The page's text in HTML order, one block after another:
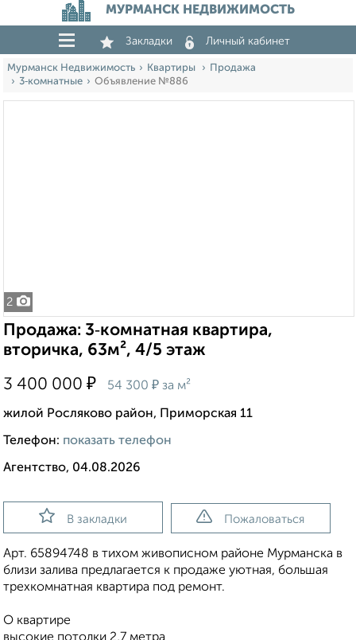
МУРМАНСК НЕДВИЖИМОСТЬ
Закладки Личный кабинет
Мурманск Недвижимость Квартиры
Продажа
3‑комнатные
Объявление №886
2
Продажа: 3‑комнатная квартира,
вторичка, 63м², 4/5 этаж
3 400 000 ₽ 54 300 ₽ за м²
жилой Росляково район, Приморская 11
Телефон: показать телефон
Агентство, 04.08.2026
В закладки Пожаловаться
Арт. 65894748 в тихом живописном районе Мурманска в
близи залива предлагается к продаже уютная, большая
трехкомнатная квартира под ремонт.
О квартире